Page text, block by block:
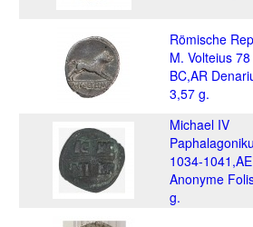
Römische
M. Volteius 78
BC,AR
3,57 g.
Michael IV
1034-1041,AE
Anonyme
g.